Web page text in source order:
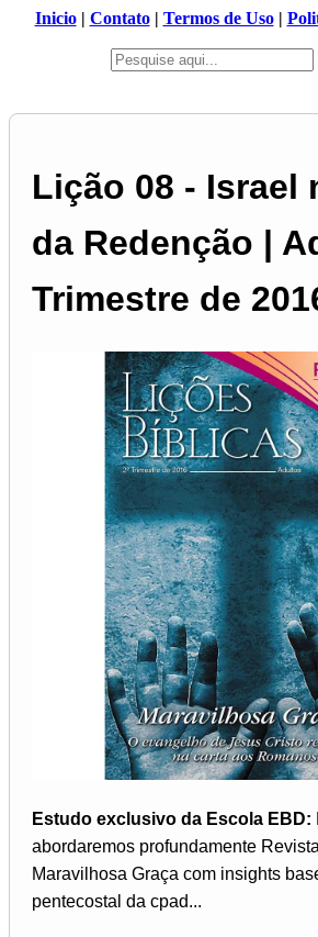
Inicio| Contato| Termos de Uso|
Lição 08 - Israel
da Redenção |
Trimestre de
Estudo exclusivo da Escola EBD:
abordaremos profundamente
Maravilhosa Graça com insights
pentecostal da cpad...